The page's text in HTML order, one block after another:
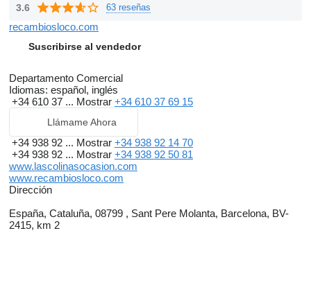
3.6 63 reseñas
recambiosloco.com
Suscribirse al vendedor
Departamento Comercial
Idiomas: español, inglés
+34 610 37 ... Mostrar +34 610 37 69 15
Llámame Ahora
+34 938 92 ... Mostrar +34 938 92 14 70
+34 938 92 ... Mostrar +34 938 92 50 81
www.lascolinasocasion.com
www.recambiosloco.com
Dirección
España, Cataluña, 08799 , Sant Pere Molanta, Barcelona, BV-
2415, km 2